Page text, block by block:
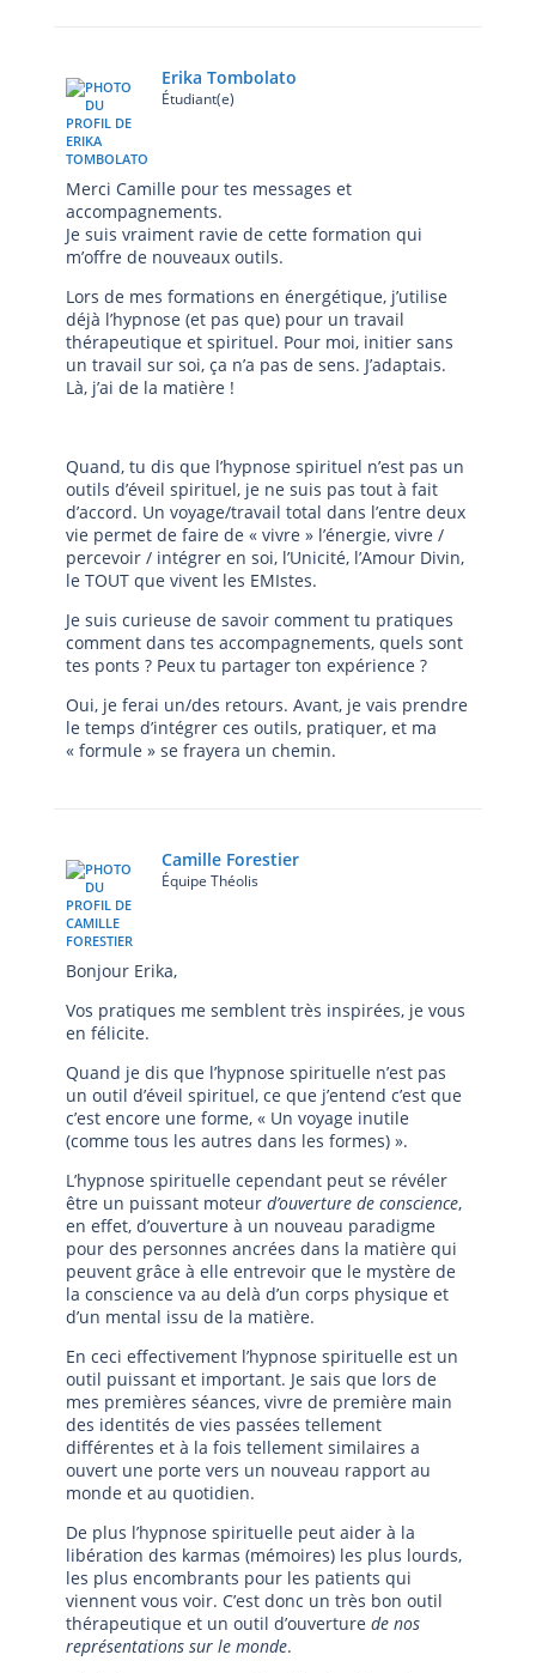
Erika Tombolato
Étudiant(e)
Merci Camille pour tes messages et
accompagnements.
Je suis vraiment ravie de cette formation qui
m’offre de nouveaux outils.
Lors de mes formations en énergétique, j’utilise
déjà l’hypnose (et pas que) pour un travail
thérapeutique et spirituel. Pour moi, initier sans
un travail sur soi, ça n’a pas de sens. J’adaptais.
Là, j’ai de la matière !
Quand, tu dis que l’hypnose spirituel n’est pas un
outils d’éveil spirituel, je ne suis pas tout à fait
d’accord. Un voyage/travail total dans l’entre deux
vie permet de faire de « vivre » l’énergie, vivre /
percevoir / intégrer en soi, l’Unicité, l’Amour Divin,
le TOUT que vivent les EMIstes.
Je suis curieuse de savoir comment tu pratiques
comment dans tes accompagnements, quels sont
tes ponts ? Peux tu partager ton expérience ?
Oui, je ferai un/des retours. Avant, je vais prendre
le temps d’intégrer ces outils, pratiquer, et ma
« formule » se frayera un chemin.
Camille Forestier
Équipe Théolis
Bonjour Erika,
Vos pratiques me semblent très inspirées, je vous
en félicite.
Quand je dis que l’hypnose spirituelle n’est pas
un outil d’éveil spirituel, ce que j’entend c’est que
c’est encore une forme, « Un voyage inutile
(comme tous les autres dans les formes) ».
L’hypnose spirituelle cependant peut se révéler
être un puissant moteur d’ouverture de conscience,
en effet, d’ouverture à un nouveau paradigme
pour des personnes ancrées dans la matière qui
peuvent grâce à elle entrevoir que le mystère de
la conscience va au delà d’un corps physique et
d’un mental issu de la matière.
En ceci effectivement l’hypnose spirituelle est un
outil puissant et important. Je sais que lors de
mes premières séances, vivre de première main
des identités de vies passées tellement
différentes et à la fois tellement similaires a
ouvert une porte vers un nouveau rapport au
monde et au quotidien.
De plus l’hypnose spirituelle peut aider à la
libération des karmas (mémoires) les plus lourds,
les plus encombrants pour les patients qui
viennent vous voir. C’est donc un très bon outil
thérapeutique et un outil d’ouverture de nos
représentations sur le monde.